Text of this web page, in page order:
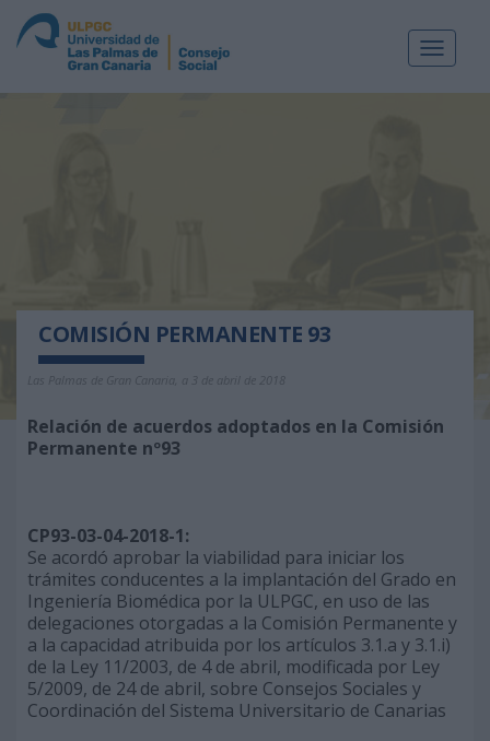
Toggle
COMISIÓN PERMANENTE 93
Las Palmas de Gran Canaria, a 3 de abril de 2018
Relación de acuerdos adoptados en la Comisión
Permanente nº93
CP93-03-04-2018-1:
Se acordó aprobar la viabilidad para iniciar los
trámites conducentes a la implantación del Grado en
Ingeniería Biomédica por la ULPGC, en uso de las
delegaciones otorgadas a la Comisión Permanente y
a la capacidad atribuida por los artículos 3.1.a y 3.1.i)
de la Ley 11/2003, de 4 de abril, modificada por Ley
5/2009, de 24 de abril, sobre Consejos Sociales y
Coordinación del Sistema Universitario de Canarias